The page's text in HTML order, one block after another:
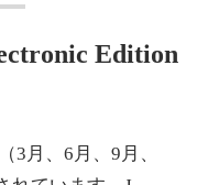
Edition
3月、6月、9月、